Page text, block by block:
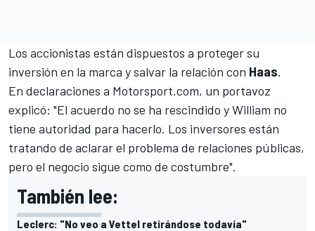
Los accionistas están dispuestos a proteger su
inversión en la marca y salvar la relación con Haas.
En declaraciones a Motorsport.com, un portavoz
explicó: "El acuerdo no se ha rescindido y William no
tiene autoridad para hacerlo. Los inversores están
tratando de aclarar el problema de relaciones públicas,
pero el negocio sigue como de costumbre".
También lee:
Leclerc: "No veo a Vettel retirándose todavía"